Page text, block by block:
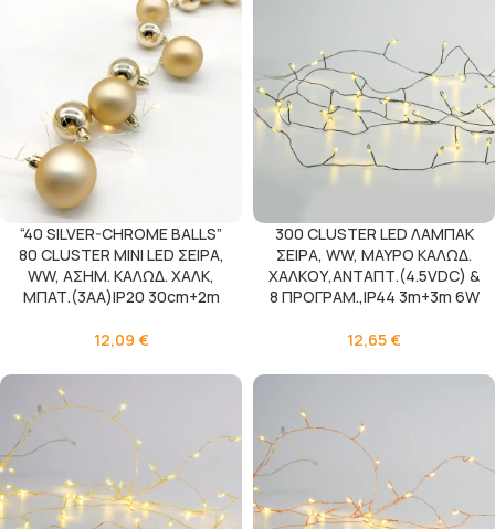
“40 SILVER-CHROME BALLS”
80 CLUSTER MINI LED ΣΕΙΡΑ,
WW, ΑΣΗΜ. ΚΑΛΩΔ. ΧΑΛΚ,
ΜΠΑΤ.(3ΑΑ)IP20 30cm+2m
12,09 €
300 CLUSTER LED ΛΑΜΠΑΚ
ΣΕΙΡΑ, WW, ΜΑΥΡΟ ΚΑΛΩΔ.
ΧΑΛΚΟΥ,ΑΝΤΑΠΤ.(4.5VDC) &
8 ΠΡΟΓΡΑΜ.,IP44 3m+3m 6W
12,65€